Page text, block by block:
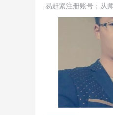
易赶紧注册账号；从